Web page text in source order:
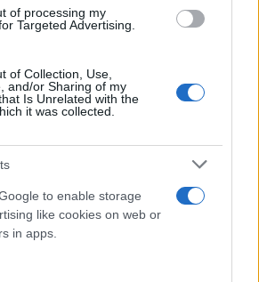
of processing my
Targeted Advertising.
of Collection, Use,
and/or Sharing of my
Is Unrelated with the
it was collected.
to enable storage
like cookies on web or
in apps.
οποία, σε υψόμετρο 193
χαμηλή στην Ελβετία και η
να δίνουν τιμές πολύ
όρο», ανέφερε η